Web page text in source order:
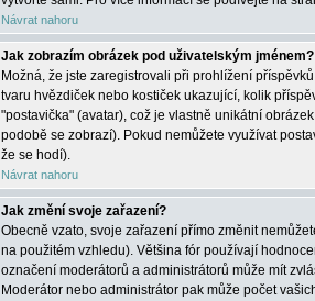
Návrat nahoru
Jak zobrazím obrázek pod uživatelským jménem?
Možná, že jste zaregistrovali při prohlížení
tvaru hvězdiček nebo kostiček ukazující, kolik
"postavička" (avatar), což je vlastně unikátní
podobě se zobrazí). Pokud nemůžete využívat
že se hodí).
Návrat nahoru
Jak změní svoje zařazení?
Obecně vzato, svoje zařazení přímo změnit
na použitém vzhledu). Většina fór používají
označení moderátorů a administrátorů může mít
Moderátor nebo administrátor pak může počet